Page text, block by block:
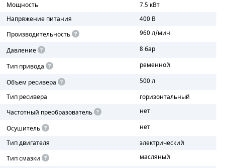
Мощность
7.5 кВт
Напряжение питания
400 В
Производительность
960 л/мин
Давление
8 бар
Тип привода
ременной
Объем ресивера
500 л
Тип ресивера
горизонтальный
Частотный преобразователь
нет
Осушитель
нет
Тип двигателя
электрический
Тип смазки
масляный
МОТОРНОЕ МАСЛО
ПОДШИПНИКИ
ПОРШНЕВЫЕ БЛОКИ
ДЕТАЛИ ПОРШНЕВЫХ КОМПРЕССОРОВ
ДЕТАЛИ СПИРАЛЬНЫХ КОМПРЕССОРОВ